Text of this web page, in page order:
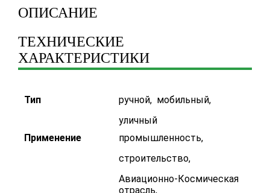
ОПИСАНИЕ
ТЕХНИЧЕСКИЕ
ХАРАКТЕРИСТИКИ
Тип ручной, мобильный,
уличный
Применение
промышленность,
строительство,
Авиационно-Космическая
отрасль,